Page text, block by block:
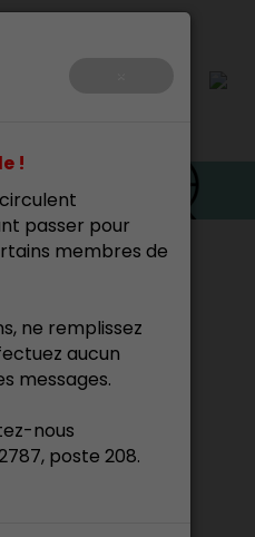
!
passer pour
membres de
ne remplissez
aucun
messages.
nous
poste 208.